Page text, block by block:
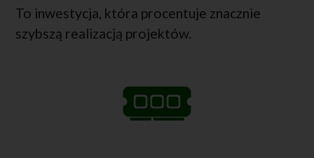
To inwestycja, która procentuje znacznie
szybszą realizacją projektów.